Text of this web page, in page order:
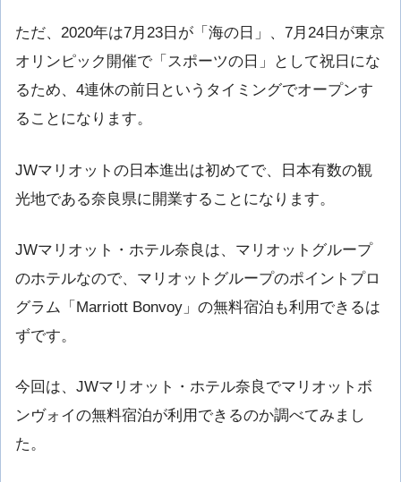
ただ、2020年は7月23日が「海の日」、7月24日が東京
オリンピック開催で「スポーツの日」として祝日にな
るため、4連休の前日というタイミングでオープンす
ることになります。
JWマリオットの日本進出は初めてで、日本有数の観
光地である奈良県に開業することになります。
JWマリオット・ホテル奈良は、マリオットグループ
のホテルなので、マリオットグループのポイントプロ
グラム「Marriott Bonvoy」の無料宿泊も利用できるは
ずです。
今回は、JWマリオット・ホテル奈良でマリオットボ
ンヴォイの無料宿泊が利用できるのか調べてみまし
た。